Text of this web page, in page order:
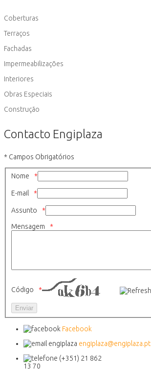
Coberturas
Terraços
Fachadas
Impermeabilizações
Interiores
Obras Especiais
Construção
Contacto Engiplaza
* Campos Obrigatórios
Nome
E-mail
Assunto
Mensagem
Código
Facebook
engiplaza@engiplaza.pt
(+351) 21 862
13 70